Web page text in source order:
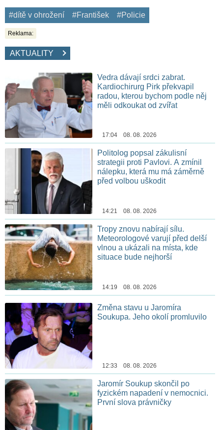
#dítě v ohrožení #František #Policie
Reklama:
AKTUALITY
Vedra dávají srdci zabrat.
Kardiochirurg Pirk překvapil
radou, kterou bychom podle něj
měli odkoukat od zvířat
17:04 08. 08. 2026
Politolog popsal zákulisní
strategii proti Pavlovi. A zmínil
nálepku, která mu má záměrně
před volbou uškodit
14:21 08. 08. 2026
Tropy znovu nabírají sílu.
Meteorologové varují před delší
vlnou a ukázali na místa, kde
situace bude nejhorší
14:19 08. 08. 2026
Změna stavu u Jaromíra
Soukupa. Jeho okolí promluvilo
12:33 08. 08. 2026
Jaromír Soukup skončil po
fyzickém napadení v nemocnici.
První slova právničky